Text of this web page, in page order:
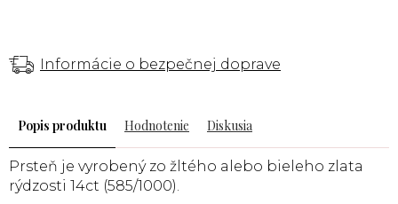
Informácie o bezpečnej doprave
Popis Hodnotenie Diskusia
Prsteň je vyrobený zo žltého alebo bieleho zlata
rýdzosti 14ct (585/1000).